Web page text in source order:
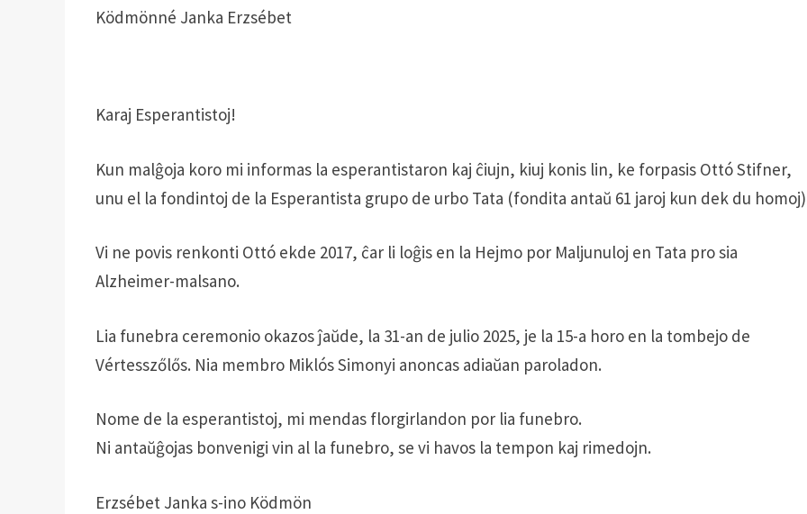
Ködmönné Janka Erzsébet
Karaj Esperantistoj!
Kun malĝoja koro mi informas la esperantistaron kaj ĉiujn, kiuj konis lin, ke forpasis Ottó Stifner,
unu el la fondintoj de la Esperantista grupo de urbo Tata (fondita antaŭ 61 jaroj kun dek du
Vi ne povis renkonti Ottó ekde 2017, ĉar li loĝis en la Hejmo por Maljunuloj en Tata pro sia
Alzheimer-malsano.
Lia funebra ceremonio okazos ĵaŭde, la 31-an de julio 2025, je la 15-a horo en la tombejo de
Vértesszőlős. Nia membro Miklós Simonyi anoncas adiaŭan paroladon.
Nome de la esperantistoj, mi mendas florgirlandon por lia funebro.
Ni antaŭĝojas bonvenigi vin al la funebro, se vi havos la tempon kaj rimedojn.
Erzsébet Janka s-ino Ködmön